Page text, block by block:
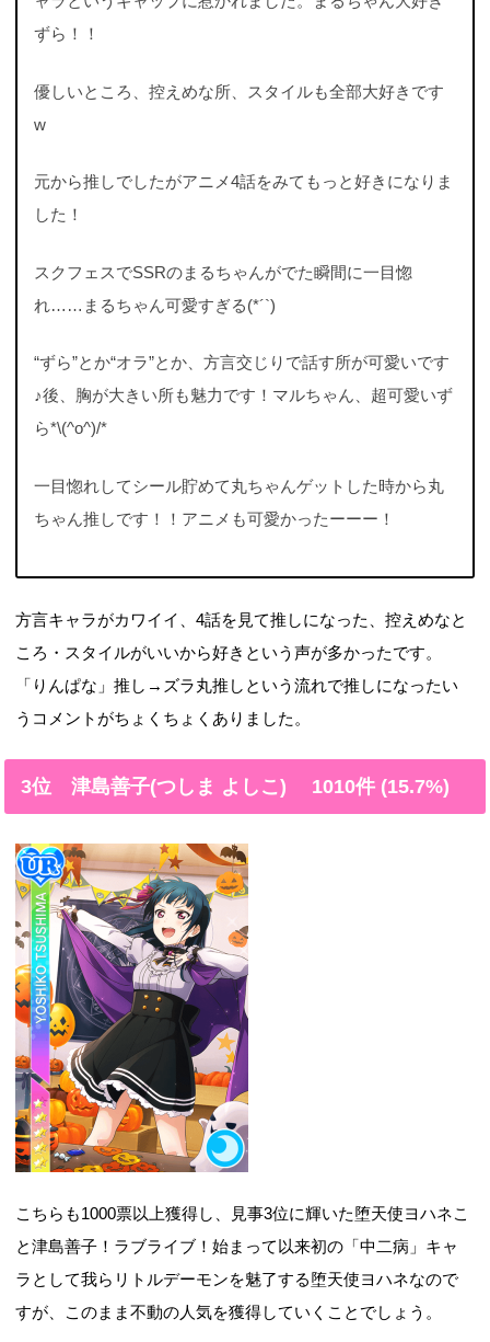
ずら！！
優しいところ、控えめな所、スタイルも全部大好きです
w
元から推しでしたがアニメ4話をみてもっと好きになりま
した！
スクフェスでSSRのまるちゃんがでた瞬間に一目惚
れ……まるちゃん可愛すぎる(*´`)
“ずら”とか“オラ”とか、方言交じりで話す所が可愛いです
♪後、胸が大きい所も魅力です！マルちゃん、超可愛いず
ら*\(^o^)/*
一目惚れしてシール貯めて丸ちゃんゲットした時から丸
ちゃん推しです！！アニメも可愛かったーーー！
方言キャラがカワイイ、4話を見て推しになった、控えめなと
ころ・スタイルがいいから好きという声が多かったです。
「りんぱな」推し→ズラ丸推しという流れで推しになったい
うコメントがちょくちょくありました。
3位 津島善子(つしま よしこ) 1010件 (15.7%)
こちらも1000票以上獲得し、見事3位に輝いた堕天使ヨハネこ
と津島善子！ラブライブ！始まって以来初の「中二病」キャ
ラとして我らリトルデーモンを魅了する堕天使ヨハネなので
すが、このまま不動の人気を獲得していくことでしょう。